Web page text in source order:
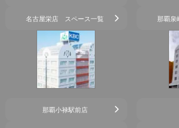
名古屋栄店 スペース一覧 那覇
那覇小禄駅前店